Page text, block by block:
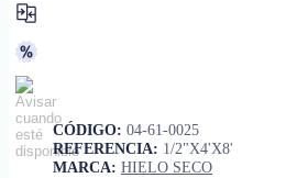
CÓDIGO: 04-61-0025
REFERENCIA: 1/2"X4'X8'
MARCA: HIELO SECO